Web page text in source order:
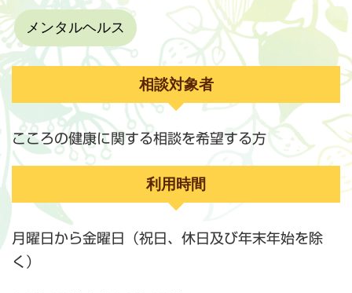
メンタルヘルス
相談対象者
こころの健康に関する相談を希望する方
利用時間
月曜日から金曜日（祝日、休日及び年末年始を除
く）